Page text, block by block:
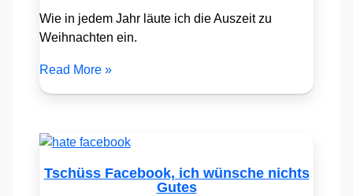
Wie in jedem Jahr läute ich die Auszeit zu
Weihnachten ein.
Read More »
Tschüss Facebook, ich wünsche nichts
Gutes